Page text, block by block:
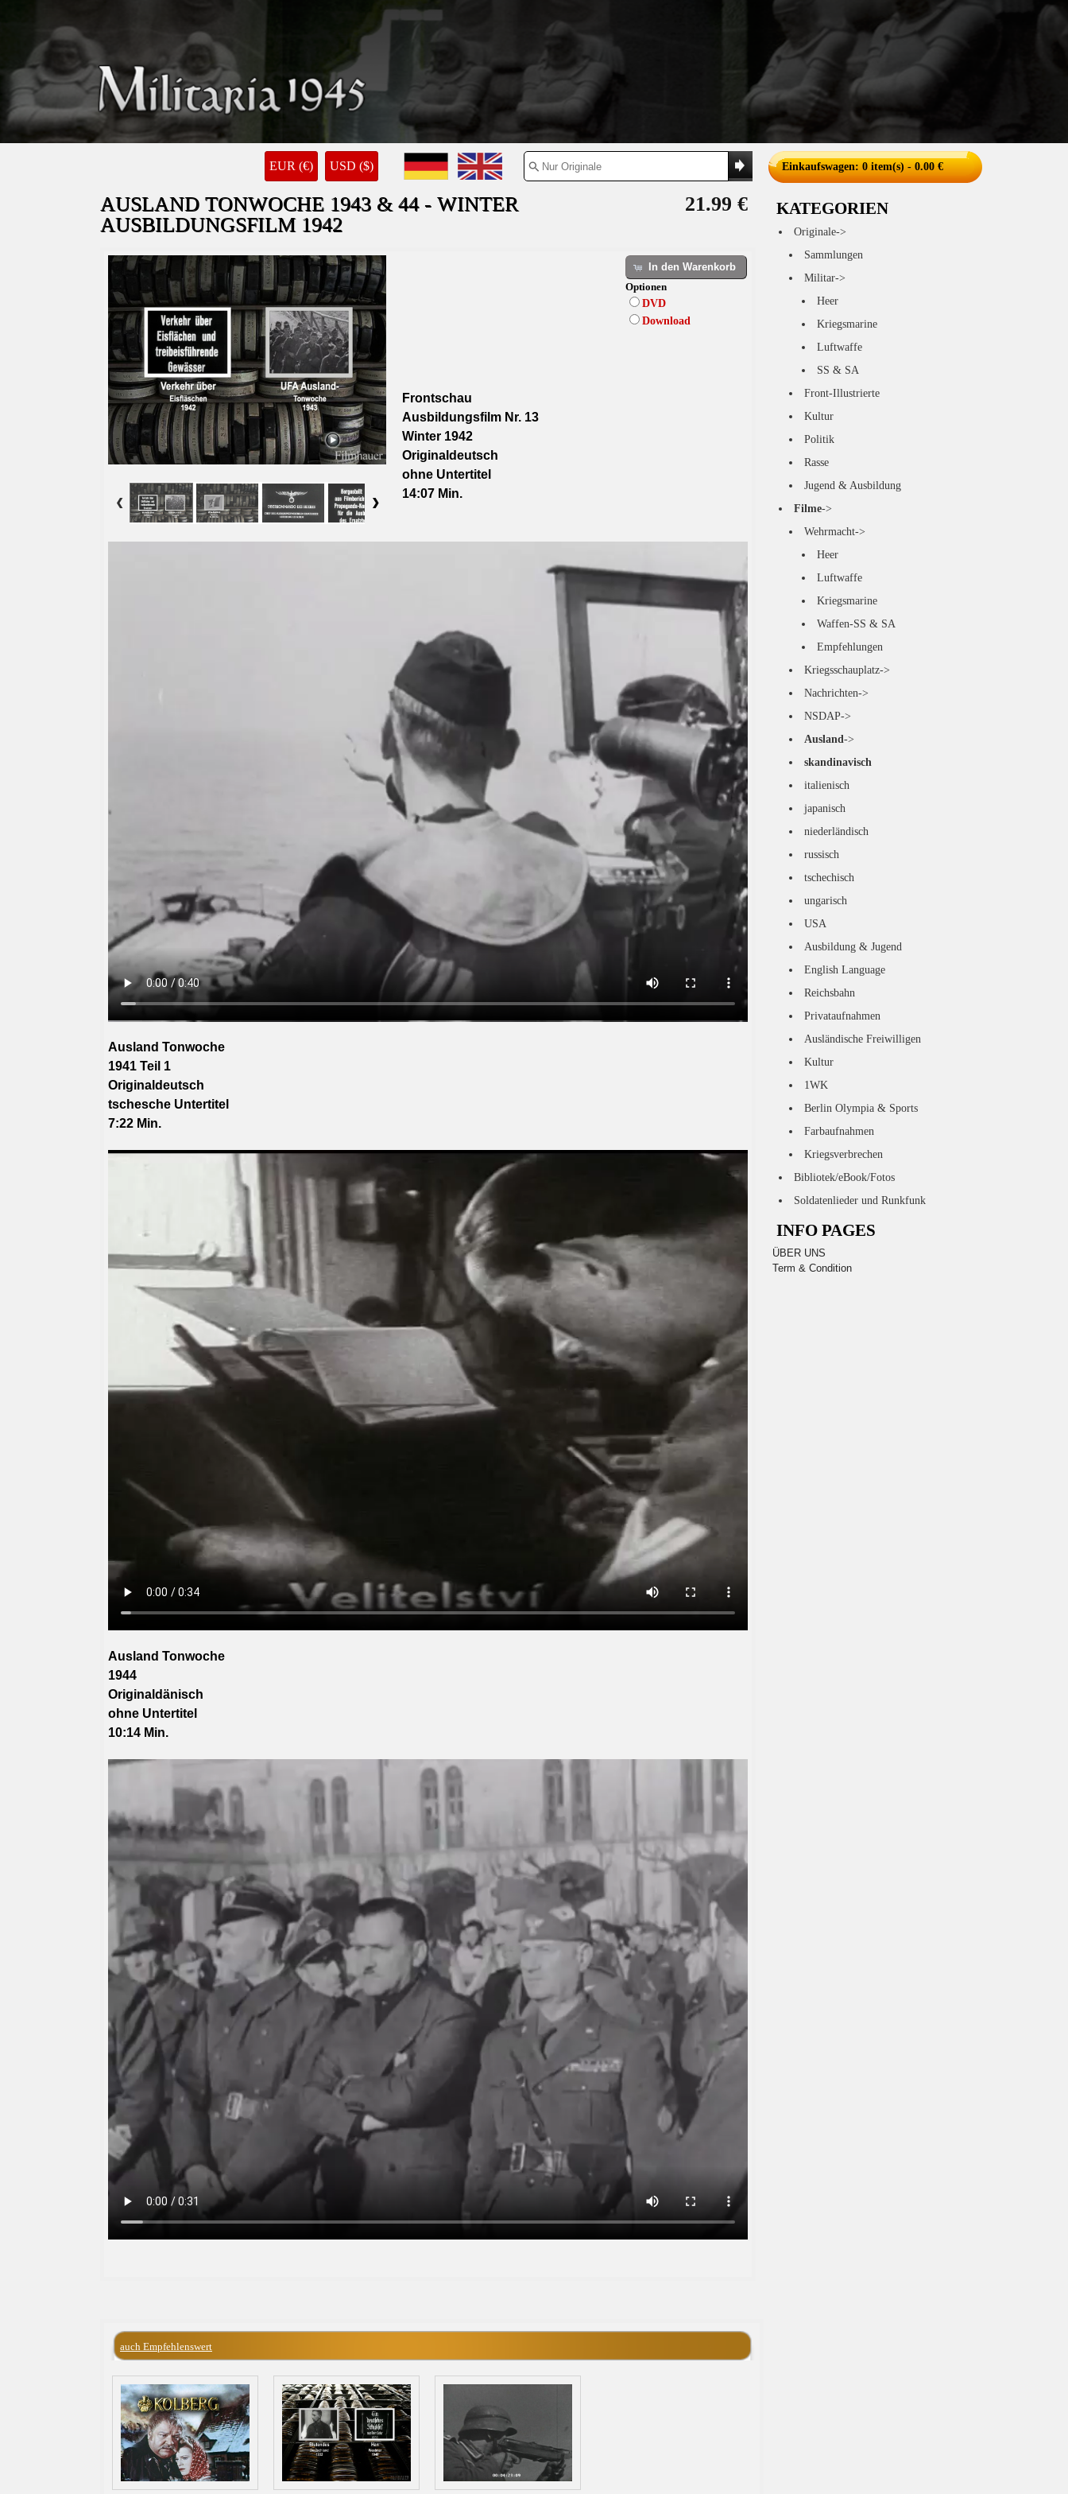
EUR (€) USD ($)
21.99 €
AUSLAND TONWOCHE 1943 & 44 - WINTER
AUSBILDUNGSFILM 1942
In den Warenkorb
Optionen
DVD
Download
Frontschau
Ausbildungsfilm Nr. 13
Winter 1942
Originaldeutsch
ohne Untertitel
14:07 Min.
Ausland Tonwoche
1941 Teil 1
Originaldeutsch
tschesche Untertitel
7:22 Min.
Ausland Tonwoche
1944
Originaldänisch
ohne Untertitel
10:14 Min.
auch Empfehlenswert
Einkaufswagen: 0 item(s) - 0.00 €
KATEGORIEN
Originale->
Sammlungen
Militar->
Heer
Kriegsmarine
Luftwaffe
SS & SA
Front-Illustrierte
Kultur
Politik
Rasse
Jugend & Ausbildung
Filme->
Wehrmacht->
Heer
Luftwaffe
Kriegsmarine
Waffen-SS & SA
Empfehlungen
Kriegsschauplatz->
Nachrichten->
NSDAP->
Ausland->
skandinavisch
italienisch
japanisch
niederländisch
russisch
tschechisch
ungarisch
USA
Ausbildung & Jugend
English Language
Reichsbahn
Privataufnahmen
Ausländische Freiwilligen
Kultur
1WK
Berlin Olympia & Sports
Farbaufnahmen
Kriegsverbrechen
Bibliotek/eBook/Fotos
Soldatenlieder und Runkfunk
INFO PAGES
ÜBER UNS
Term & Condition